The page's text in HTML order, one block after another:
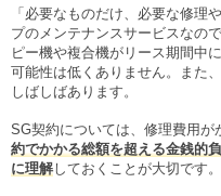
「必要なものだけ、必要な修理
プのメンテナンスサービスなの
ピー機や複合機がリース期間中
可能性は低くありません。また
しばしばあります。
SG契約については、修理費用が
約でかかる総額を超える金銭的
に理解しておくことが大切です。